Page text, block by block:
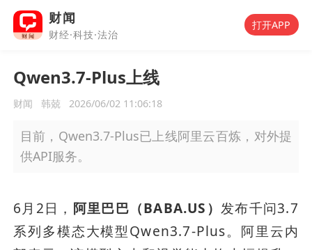
财闻
财经·科技·法治
打开APP
Qwen3.7-Plus上线
财闻 韩兢 2026/06/02 11:06:18
目前，Qwen3.7-Plus已上线阿里云百炼，对外提
供API服务。
6月2日， 阿里巴巴（BABA.US）发布千问3.7
系列多模态大模型Qwen3.7-Plus。阿里云内